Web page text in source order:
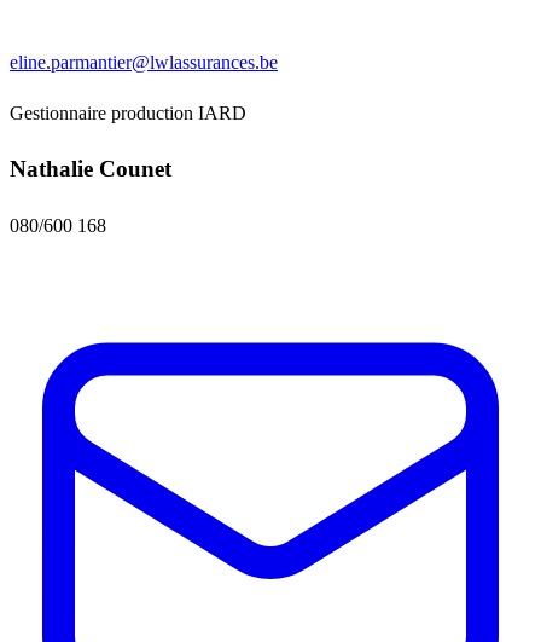
eline.parmantier@lwlassurances.be
Gestionnaire production IARD
Nathalie Counet
080/600 168